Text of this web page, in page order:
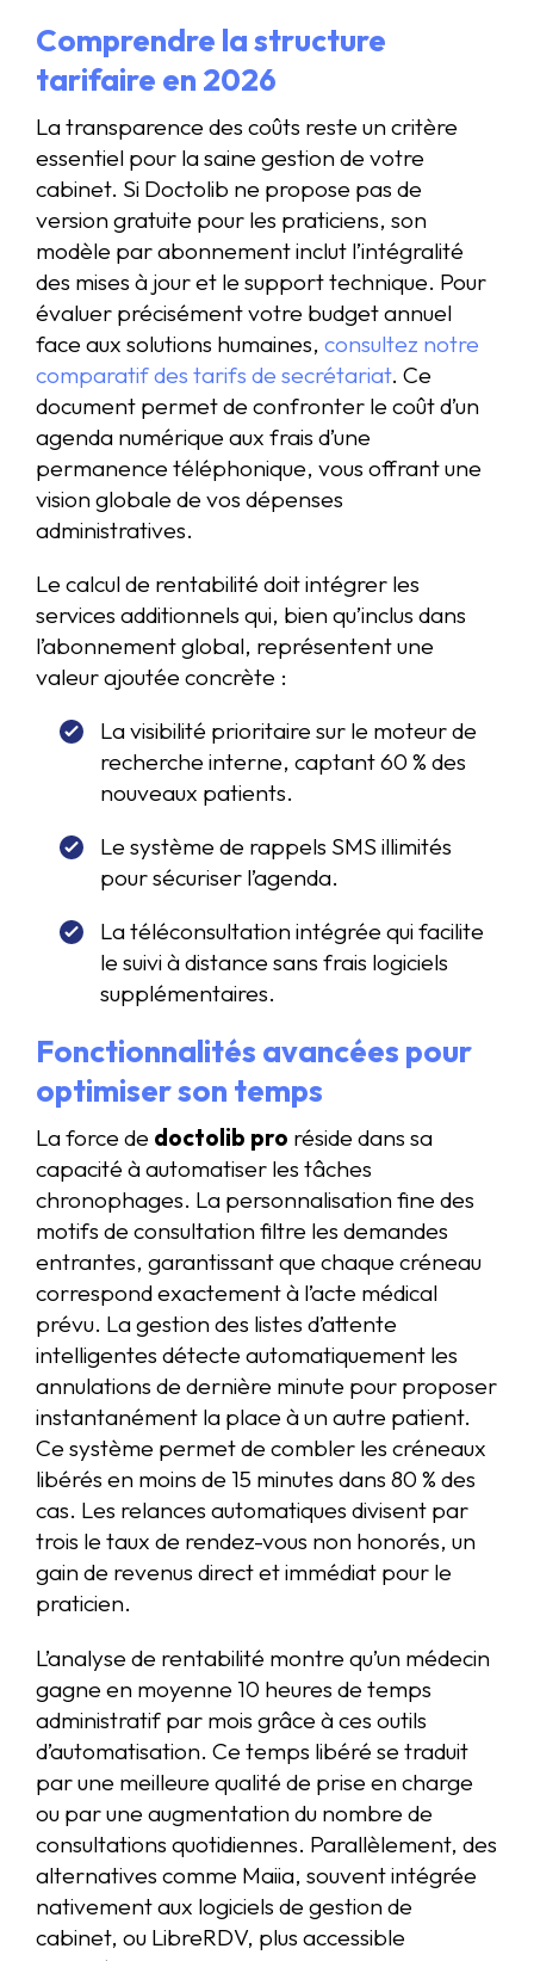
Comprendre la structure
tarifaire en 2026
La transparence des coûts reste un critère
essentiel pour la saine gestion de votre
cabinet. Si Doctolib ne propose pas de
version gratuite pour les praticiens, son
modèle par abonnement inclut l’intégralité
des mises à jour et le support technique. Pour
évaluer précisément votre budget annuel
face aux solutions humaines, consultez notre
comparatif des tarifs de secrétariat. Ce
document permet de confronter le coût d’un
agenda numérique aux frais d’une
permanence téléphonique, vous offrant une
vision globale de vos dépenses
administratives.
Le calcul de rentabilité doit intégrer les
services additionnels qui, bien qu’inclus dans
l’abonnement global, représentent une
valeur ajoutée concrète :
La visibilité prioritaire sur le moteur de
recherche interne, captant 60 % des
nouveaux patients.
Le système de rappels SMS illimités
pour sécuriser l’agenda.
La téléconsultation intégrée qui facilite
le suivi à distance sans frais logiciels
supplémentaires.
Fonctionnalités avancées pour
optimiser son temps
La force de doctolib pro réside dans sa
capacité à automatiser les tâches
chronophages. La personnalisation fine des
motifs de consultation filtre les demandes
entrantes, garantissant que chaque créneau
correspond exactement à l’acte médical
prévu. La gestion des listes d’attente
intelligentes détecte automatiquement les
annulations de dernière minute pour proposer
instantanément la place à un autre patient.
Ce système permet de combler les créneaux
libérés en moins de 15 minutes dans 80 % des
cas. Les relances automatiques divisent par
trois le taux de rendez-vous non honorés, un
gain de revenus direct et immédiat pour le
praticien.
L’analyse de rentabilité montre qu’un médecin
gagne en moyenne 10 heures de temps
administratif par mois grâce à ces outils
d’automatisation. Ce temps libéré se traduit
par une meilleure qualité de prise en charge
ou par une augmentation du nombre de
consultations quotidiennes. Parallèlement, des
alternatives comme Maiia, souvent intégrée
nativement aux logiciels de gestion de
cabinet, ou LibreRDV, plus accessible